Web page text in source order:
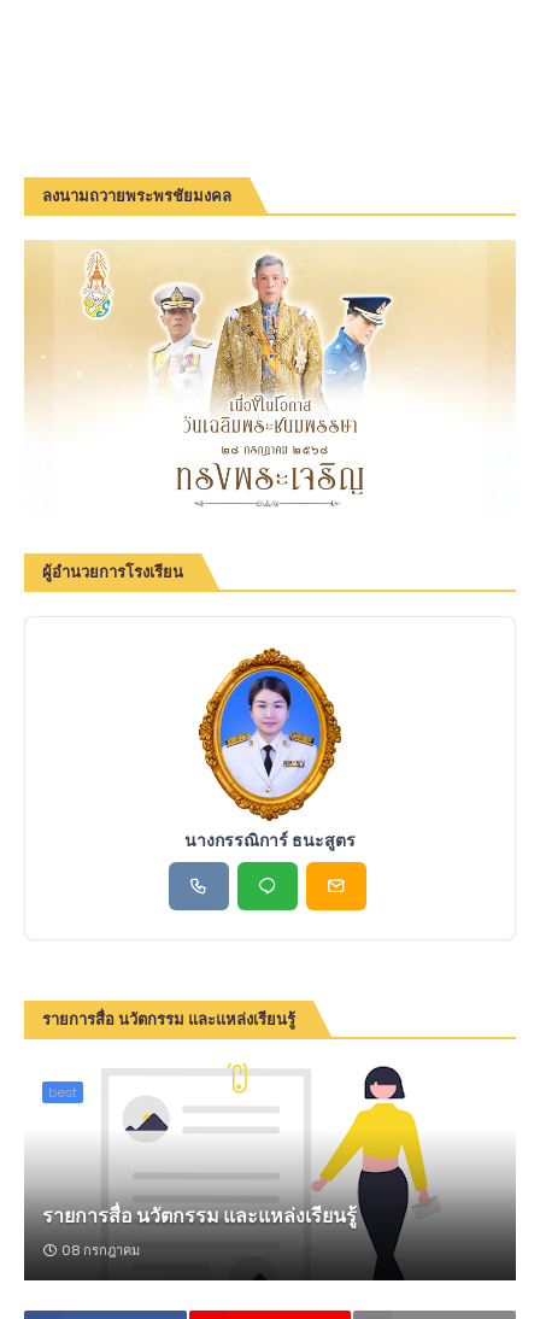
ลงนามถวายพระพรชัยมงคล
ผู้อำนวยการโรงเรียน
นางกรรณิการ์ ธนะสูตร
รายการสื่อ นวัตกรรม และแหล่งเรียนรู้
best
รายการสื่อ นวัตกรรม และแหล่งเรียนรู้
08 กรกฎาคม